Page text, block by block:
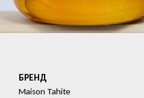
БРЕНД
Maison Tahite